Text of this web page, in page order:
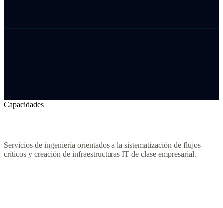
Capacidades
Servicios de ingeniería orientados a la sistematización de flujos
críticos y creación de infraestructuras IT de clase empresarial.